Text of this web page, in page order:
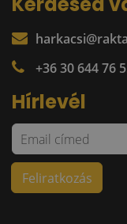
+36 30 644 76
Hírlevél